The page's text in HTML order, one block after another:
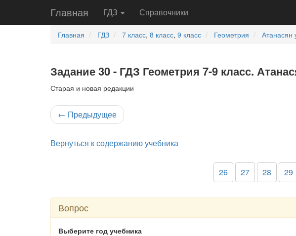
Главная ГДЗ Справочники
Главная ГДЗ 7 класс, 8 класс, 9 класс Геометрия Атанасян
Задание 30 - ГДЗ Геометрия 7-9 класс.
Старая и новая редакции
← Предыдущее
Вернуться к содержанию учебника
26 27 28 29
Вопрос
Выберите год учебника